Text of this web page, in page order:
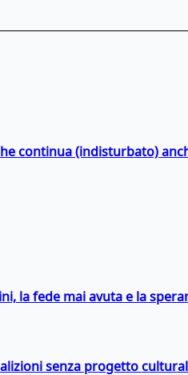
continua (indisturbato)
la fede mai avuta e la
senza progetto